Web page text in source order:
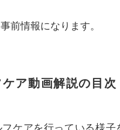
前情報になります。
ケア動画解説の目次